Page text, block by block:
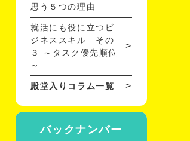
思う５つの理由
就活にも役に立つビ
ジネススキル その
３ ～タスク優先順位
～
殿堂入りコラム一覧
バックナンバー